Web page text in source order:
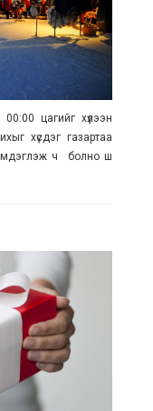
цагийг хүлээн
хүсдэг газартаа
ч болно шүү